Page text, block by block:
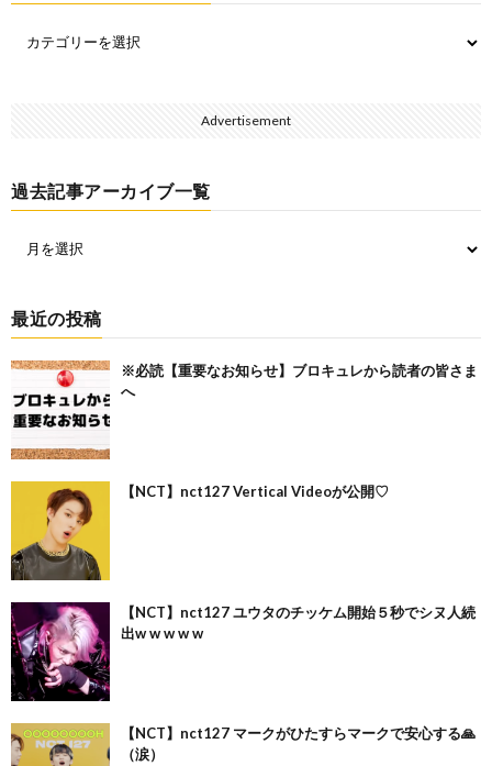
Advertisement
過去記事アーカイブ一覧
最近の投稿
※必読【重要なお知らせ】ブロキュレから読者の皆さま
へ
【NCT】nct127 Vertical Videoが公開♡
【NCT】nct127 ユウタのチッケム開始５秒でシヌ人続
出w w w w w
【NCT】nct127 マークがひたすらマークで安心する🙏
（涙）